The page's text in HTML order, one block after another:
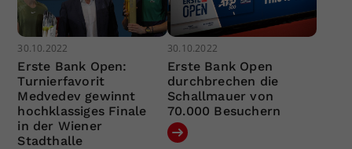
30.10.2022
Erste Bank Open:
Turnierfavorit
Medvedev gewinnt
hochklassiges Finale
in der Wiener
Stadthalle
30.10.2022
Erste Bank Open
durchbrechen die
Schallmauer von
70.000 Besuchern